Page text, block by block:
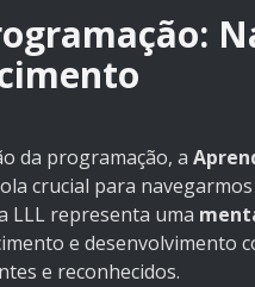
da programação, a
crucial para
LLL representa uma
e desenvolvimento
e reconhecidos.